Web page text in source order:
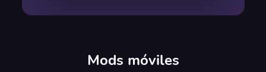
Mods móviles